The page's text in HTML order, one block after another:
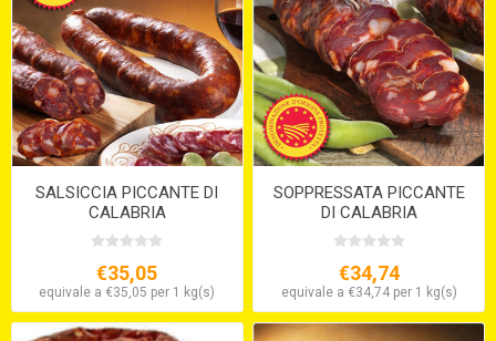
SALSICCIA PICCANTE DI
CALABRIA
€35,05
equivale a €35,05 per 1 kg(s)
SOPPRESSATA PICCANTE
DI CALABRIA
€34,74
equivale a €34,74 per 1 kg(s)